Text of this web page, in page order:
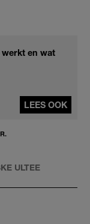
en wat
LEES OOK
ULTEE